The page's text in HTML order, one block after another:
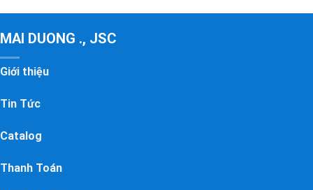
MAI DUONG ., JSC
Giới thiệu
Tin Tức
Catalog
Thanh Toán